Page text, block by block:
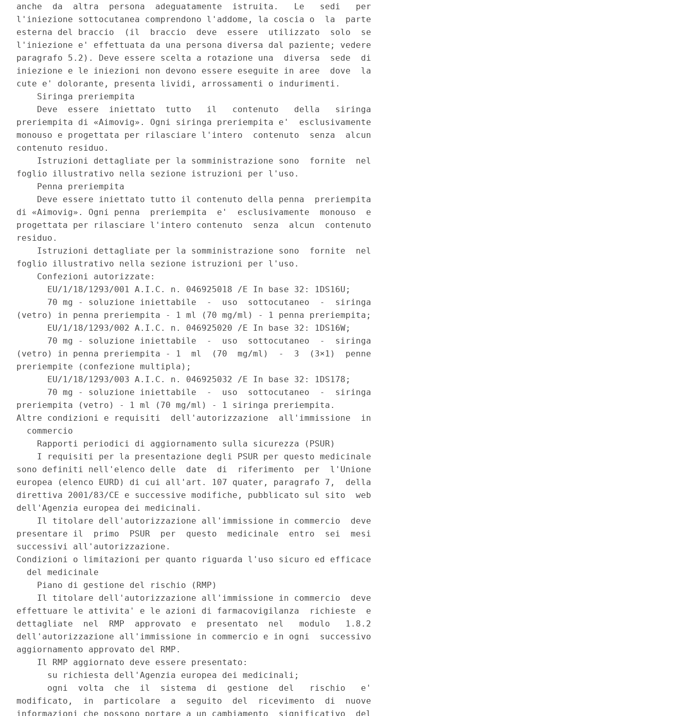
anche  da  altra  persona  adeguatamente  istruita.   Le   sedi   per
l'iniezione sottocutanea comprendono l'addome, la coscia o  la  parte
esterna del braccio  (il  braccio  deve  essere  utilizzato  solo  se
l'iniezione e' effettuata da una persona diversa dal paziente; vedere
paragrafo 5.2). Deve essere scelta a rotazione una  diversa  sede  di
iniezione e le iniezioni non devono essere eseguite in aree  dove  la
cute e' dolorante, presenta lividi, arrossamenti o indurimenti.
    Siringa preriempita
    Deve  essere  iniettato  tutto   il   contenuto   della   siringa
preriempita di «Aimovig». Ogni siringa preriempita e'  esclusivamente
monouso e progettata per rilasciare l'intero  contenuto  senza  alcun
contenuto residuo.
    Istruzioni dettagliate per la somministrazione sono  fornite  nel
foglio illustrativo nella sezione istruzioni per l'uso.
    Penna preriempita
    Deve essere iniettato tutto il contenuto della penna  preriempita
di «Aimovig». Ogni penna  preriempita  e'  esclusivamente  monouso  e
progettata per rilasciare l'intero contenuto  senza  alcun  contenuto
residuo.
    Istruzioni dettagliate per la somministrazione sono  fornite  nel
foglio illustrativo nella sezione istruzioni per l'uso.
    Confezioni autorizzate:
      EU/1/18/1293/001 A.I.C. n. 046925018 /E In base 32: 1DS16U;
      70 mg - soluzione iniettabile  -  uso  sottocutaneo  -  siringa
(vetro) in penna preriempita - 1 ml (70 mg/ml) - 1 penna preriempita;
      EU/1/18/1293/002 A.I.C. n. 046925020 /E In base 32: 1DS16W;
      70 mg - soluzione iniettabile  -  uso  sottocutaneo  -  siringa
(vetro) in penna preriempita - 1  ml  (70  mg/ml)  -  3  (3×1)  penne
preriempite (confezione multipla);
      EU/1/18/1293/003 A.I.C. n. 046925032 /E In base 32: 1DS178;
      70 mg - soluzione iniettabile  -  uso  sottocutaneo  -  siringa
preriempita (vetro) - 1 ml (70 mg/ml) - 1 siringa preriempita.
Altre condizioni e requisiti  dell'autorizzazione  all'immissione  in
  commercio
    Rapporti periodici di aggiornamento sulla sicurezza (PSUR)
    I requisiti per la presentazione degli PSUR per questo medicinale
sono definiti nell'elenco delle  date  di  riferimento  per  l'Unione
europea (elenco EURD) di cui all'art. 107 quater, paragrafo 7,  della
direttiva 2001/83/CE e successive modifiche, pubblicato sul sito  web
dell'Agenzia europea dei medicinali.
    Il titolare dell'autorizzazione all'immissione in commercio  deve
presentare il  primo  PSUR  per  questo  medicinale  entro  sei  mesi
successivi all'autorizzazione.
Condizioni o limitazioni per quanto riguarda l'uso sicuro ed efficace
  del medicinale
    Piano di gestione del rischio (RMP)
    Il titolare dell'autorizzazione all'immissione in commercio  deve
effettuare le attivita' e le azioni di farmacovigilanza  richieste  e
dettagliate  nel  RMP  approvato  e  presentato  nel   modulo   1.8.2
dell'autorizzazione all'immissione in commercio e in ogni  successivo
aggiornamento approvato del RMP.
    Il RMP aggiornato deve essere presentato:
      su richiesta dell'Agenzia europea dei medicinali;
      ogni  volta  che  il  sistema  di  gestione  del   rischio   e'
modificato,  in  particolare  a  seguito  del  ricevimento  di  nuove
informazioni che possono portare a un cambiamento  significativo  del